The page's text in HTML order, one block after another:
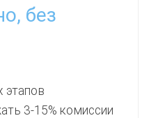
без
этапов
3-15% комиссии